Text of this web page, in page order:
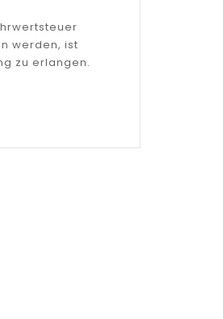
werden, ist
zu erlangen.